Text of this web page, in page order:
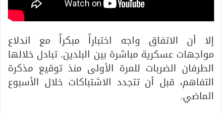
إلا أن الاتفاق واجه اختباراً مبكراً مع اندلاع
مواجهات عسكرية مباشرة بين البلدين. تبادل خلالها
الطرفان الضربات للمرة الأولى منذ توقيع مذكرة
التفاهم، قبل أن تتجدد الاشتباكات خلال الأسبوع
الماضي.